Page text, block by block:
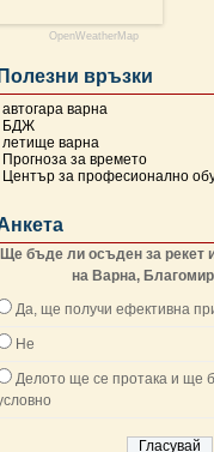
OpenWeatherMap
Полезни връзки
автогара варна
БДЖ
летище варна
Прогноза за времето
Център за професионално
Ще бъде ли осъден за рекет
на Варна,
Да, ще получи ефективна
Не
Делото ще се протака и ще